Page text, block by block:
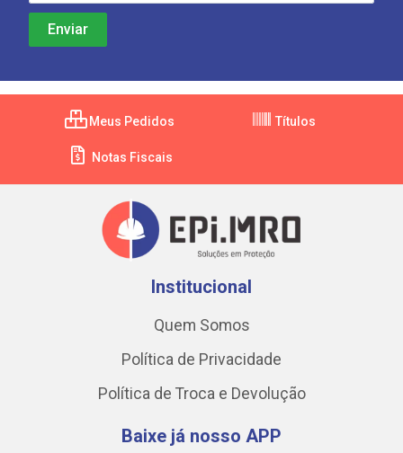
Meus Pedidos Títulos
Notas Fiscais
Institucional
Quem Somos
Política de Privacidade
Política de Troca e Devolução
Baixe já nosso APP